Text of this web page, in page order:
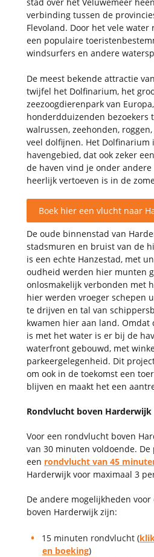
verbinding tussen de
Flevoland. Door het vele
een populaire
windsurfers en andere
De meest bekende attractie
twijfel het Dolfinarium, het
zeezoogdierenpark van
honderdduizenden bezoekers
walrussen, zeehonden,
veel dolfijnen. Het Dolfinarium
havengebied, dat ook zeker
de haven vind je onder
heerlijk vertoeven is in de
Boek hier een vlucht naar
De oude binnenstad van
stadsmuren en bruist van de
is een echte Hanzestad, met
oudheid werden hier munten
onlosmakelijk verbonden met
hier werden vroeger schepen
te drijven en tal van
kwamen hier aan land. Omdat
is met het water is er bij de
waterfront gebouwd, met
parkeergelegenheid. Dit
om ook in de toekomst een
blijven en maakt het een
Rondvlucht boven Harderwijk
Voor een rondvlucht boven
van 30 minuten voldoende. De
een rondvlucht van 45
Harderwijk voor maximaal 3
De andere mogelijkheden
boven Harderwijk zijn:
15 minuten rondvlucht (
en boeking)